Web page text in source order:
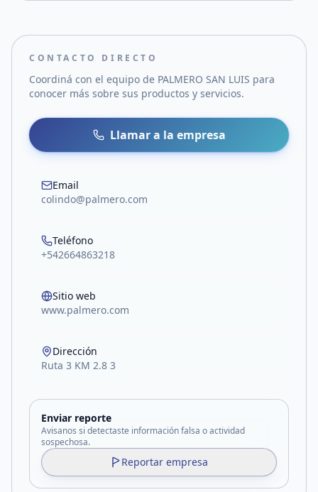
CONTACTO DIRECTO
Coordiná con el equipo de PALMERO SAN LUIS para
conocer más sobre sus productos y servicios.
Llamar a la empresa
Email
colindo@palmero.com
Teléfono
+542664863218
Sitio web
www.palmero.com
Dirección
Ruta 3 KM 2.8 3
Enviar reporte
Avisanos si detectaste información falsa o actividad
sospechosa.
Reportar empresa